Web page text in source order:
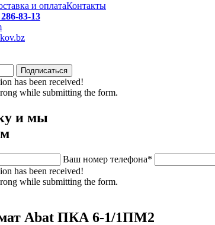
и оплатаКонтакты
83-13
has been received!
while submitting the form.
и мы
Ваш номер телефона*
has been received!
while submitting the form.
Abat ПКА 6-1/1ПМ2